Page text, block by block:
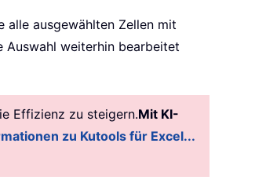
alle ausgewählten Zellen mit
Auswahl weiterhin bearbeitet
Effizienz zu steigern.Mit KI-
zu Kutools für Excel...